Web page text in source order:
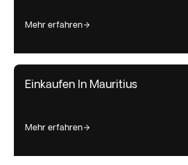
mehr erfahren
Einkaufen In Mauritius
mehr erfahren